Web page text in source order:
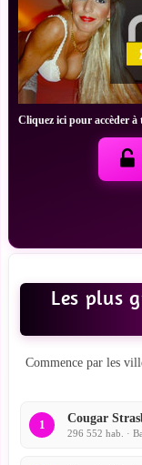
Cliquez ici pour accèder à
Les plus
Commence par les
1 Cougar
296 552 hab. ·